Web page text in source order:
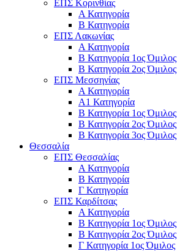
ΕΠΣ Κορινθίας
Α Κατηγορία
Β Κατηγορία
ΕΠΣ Λακωνίας
Α Κατηγορία
Β Κατηγορία 1ος Όμιλος
Β Κατηγορία 2ος Όμιλος
ΕΠΣ Μεσσηνίας
Α Κατηγορία
Α1 Κατηγορία
Β Κατηγορία 1ος Όμιλος
Β Κατηγορία 2ος Όμιλος
Β Κατηγορία 3ος Όμιλος
Θεσσαλία
ΕΠΣ Θεσσαλίας
Α Κατηγορία
Β Κατηγορία
Γ Κατηγορία
ΕΠΣ Καρδίτσας
Α Κατηγορία
Β Κατηγορία 1ος Όμιλος
Β Κατηγορία 2ος Όμιλος
Γ Κατηγορία 1ος Όμιλος